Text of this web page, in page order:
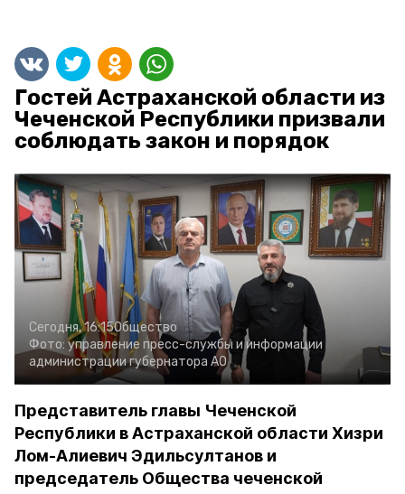
Гостей Астраханской области из
Чеченской Республики призвали
соблюдать закон и порядок
Сегодня, 16:15Общество
Фото: управление пресс-службы и информации
администрации губернатора АО
Представитель главы Чеченской
Республики в Астраханской области Хизри
Лом-Алиевич Эдильсултанов и
председатель Общества чеченской